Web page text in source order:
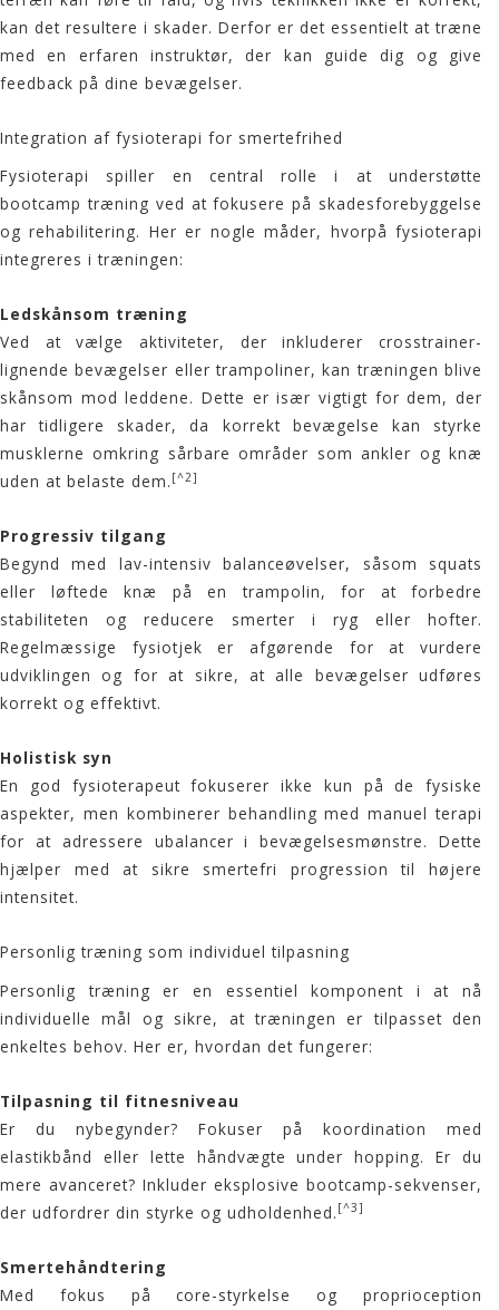
kan det resultere i skader. Derfor er det essentielt at træne
med en erfaren instruktør, der kan guide dig og give
feedback på dine bevægelser.
Integration af fysioterapi for smertefrihed
Fysioterapi spiller en central rolle i at understøtte
bootcamp træning ved at fokusere på skadesforebyggelse
og rehabilitering. Her er nogle måder, hvorpå fysioterapi
integreres i træningen:
Ledskånsom træning
Ved at vælge aktiviteter, der inkluderer crosstrainer-
lignende bevægelser eller trampoliner, kan træningen blive
skånsom mod leddene. Dette er især vigtigt for dem, der
har tidligere skader, da korrekt bevægelse kan styrke
musklerne omkring sårbare områder som ankler og knæ
uden at belaste dem. [^2]
Progressiv tilgang
Begynd med lav-intensiv balanceøvelser, såsom squats
eller løftede knæ på en trampolin, for at forbedre
stabiliteten og reducere smerter i ryg eller hofter.
Regelmæssige fysiotjek er afgørende for at vurdere
udviklingen og for at sikre, at alle bevægelser udføres
korrekt og effektivt.
Holistisk syn
En god fysioterapeut fokuserer ikke kun på de fysiske
aspekter, men kombinerer behandling med manuel terapi
for at adressere ubalancer i bevægelsesmønstre. Dette
hjælper med at sikre smertefri progression til højere
intensitet.
Personlig træning som individuel tilpasning
Personlig træning er en essentiel komponent i at nå
individuelle mål og sikre, at træningen er tilpasset den
enkeltes behov. Her er, hvordan det fungerer:
Tilpasning til fitnesniveau
Er du nybegynder? Fokuser på koordination med
elastikbånd eller lette håndvægte under hopping. Er du
mere avanceret? Inkluder eksplosive bootcamp-sekvenser,
der udfordrer din styrke og udholdenhed. [^3]
Smertehåndtering
Med fokus på core-styrkelse og proprioception